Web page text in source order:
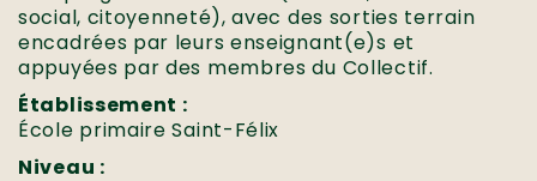
social, citoyenneté), avec des sorties terrain
encadrées par leurs enseignant(e)s et
appuyées par des membres du Collectif.
Établissement :
École primaire Saint-Félix
Niveau :